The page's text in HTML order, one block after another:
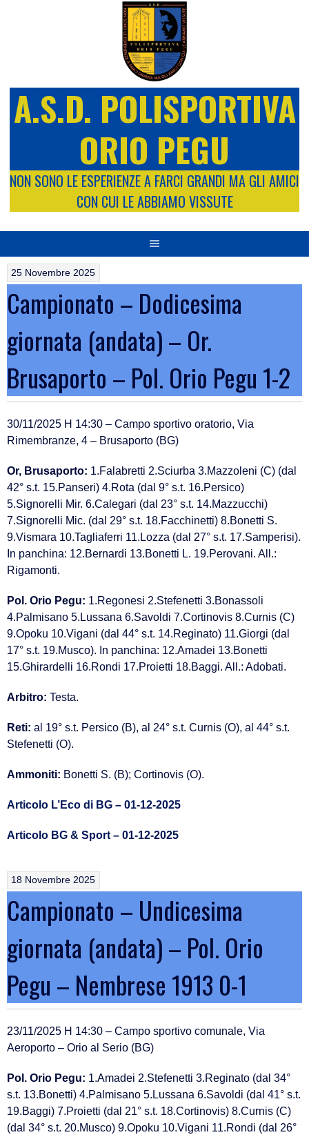
A.S.D. POLISPORTIVA
ORIO PEGU
NON SONO LE ESPERIENZE A FARCI GRANDI MA GLI AMICI
CON CUI LE ABBIAMO VISSUTE
25 Novembre 2025
Campionato – Dodicesima
giornata (andata) – Or.
Brusaporto – Pol. Orio Pegu 1-2
30/11/2025 H 14:30 – Campo sportivo oratorio, Via
Rimembranze, 4 – Brusaporto (BG)
Or, Brusaporto: 1.Falabretti 2.Sciurba 3.Mazzoleni (C) (dal
42° s.t. 15.Panseri) 4.Rota (dal 9° s.t. 16.Persico)
5.Signorelli Mir. 6.Calegari (dal 23° s.t. 14.Mazzucchi)
7.Signorelli Mic. (dal 29° s.t. 18.Facchinetti) 8.Bonetti S.
9.Vismara 10.Tagliaferri 11.Lozza (dal 27° s.t. 17.Samperisi).
In panchina: 12.Bernardi 13.Bonetti L. 19.Perovani. All.:
Rigamonti.
Pol. Orio Pegu: 1.Regonesi 2.Stefenetti 3.Bonassoli
4.Palmisano 5.Lussana 6.Savoldi 7.Cortinovis 8.Curnis (C)
9.Opoku 10.Vigani (dal 44° s.t. 14.Reginato) 11.Giorgi (dal
17° s.t. 19.Musco). In panchina: 12.Amadei 13.Bonetti
15.Ghirardelli 16.Rondi 17.Proietti 18.Baggi. All.: Adobati.
Arbitro: Testa.
Reti: al 19° s.t. Persico (B), al 24° s.t. Curnis (O), al 44° s.t.
Stefenetti (O).
Ammoniti: Bonetti S. (B); Cortinovis (O).
Articolo L’Eco di BG – 01-12-2025
Articolo BG & Sport – 01-12-2025
18 Novembre 2025
Campionato – Undicesima
giornata (andata) – Pol. Orio
Pegu – Nembrese 1913 0-1
23/11/2025 H 14:30 – Campo sportivo comunale, Via
Aeroporto – Orio al Serio (BG)
Pol. Orio Pegu: 1.Amadei 2.Stefenetti 3.Reginato (dal 34°
s.t. 13.Bonetti) 4.Palmisano 5.Lussana 6.Savoldi (dal 41° s.t.
19.Baggi) 7.Proietti (dal 21° s.t. 18.Cortinovis) 8.Curnis (C)
(dal 34° s.t. 20.Musco) 9.Opoku 10.Vigani 11.Rondi (dal 26°